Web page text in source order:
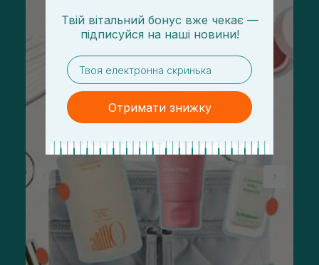
Твій вітальний бонус вже чекає —
підписуйся на наші новини!
email
Отримати знижку